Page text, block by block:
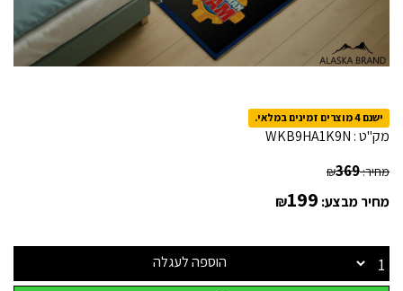
ישנם 4 מוצרים זמינים במלאי.
מק"ט : WKB9HA1K9N
מחיר: ₪369
מחיר מבצע: ₪199
הוספה לעגלה